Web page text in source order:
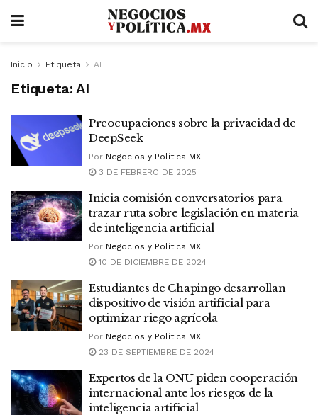
Inicio Etiqueta AI
Etiqueta: AI
Preocupaciones sobre la privacidad de
DeepSeek
Por Negocios y Política MX
3 DE FEBRERO DE 2025
Inicia comisión conversatorios para
trazar ruta sobre legislación en materia
de inteligencia artificial
Por Negocios y Política MX
10 DE DICIEMBRE DE 2024
Estudiantes de Chapingo desarrollan
dispositivo de visión artificial para
optimizar riego agrícola
Por Negocios y Política MX
23 DE SEPTIEMBRE DE 2024
Expertos de la ONU piden cooperación
internacional ante los riesgos de la
inteligencia artificial